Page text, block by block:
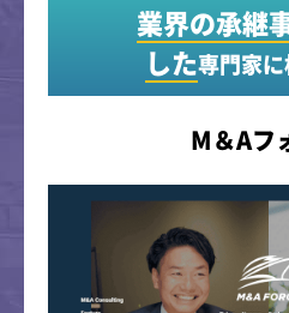
業界の承継
した専門家
M＆Aフ